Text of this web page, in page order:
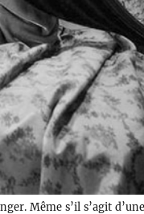
Même s’il s’agit